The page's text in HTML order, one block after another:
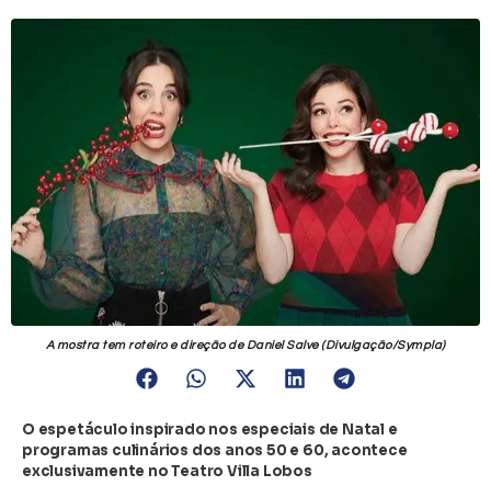
A mostra tem roteiro e direção de Daniel Salve (Divulgação/Sympla)
O espetáculo inspirado nos especiais de Natal e
programas culinários dos anos 50 e 60, acontece
exclusivamente no Teatro Villa Lobos